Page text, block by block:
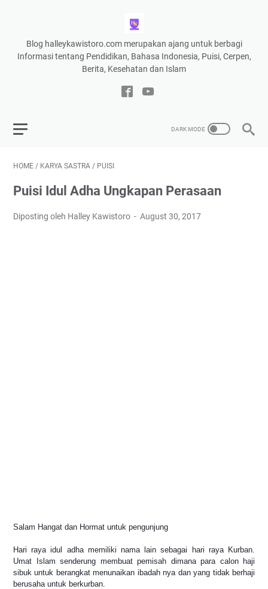
Blog halleykawistoro.com merupakan ajang untuk berbagi
Informasi tentang Pendidikan, Bahasa Indonesia, Puisi, Cerpen,
Berita, Kesehatan dan Islam
HOME / KARYA SASTRA / PUISI
Puisi Idul Adha Ungkapan Perasaan
Diposting oleh Halley Kawistoro August 30, 2017
Salam Hangat dan Hormat untuk pengunjung
Hari raya idul adha memiliki nama lain sebagai hari raya Kurban.
Umat Islam senderung membuat pemisah dimana para calon haji
sibuk untuk berangkat menunaikan ibadah nya dan yang tidak berhaji
berusaha untuk berkurban.